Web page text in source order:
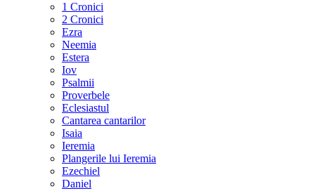
1 Cronici
2 Cronici
Ezra
Neemia
Estera
Iov
Psalmii
Proverbele
Eclesiastul
Cantarea cantarilor
Isaia
Ieremia
Plangerile lui Ieremia
Ezechiel
Daniel